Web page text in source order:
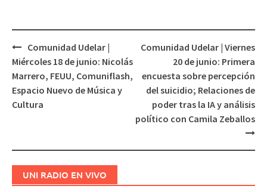
Navegación
de
entradas
Comunidad Udelar |
Miércoles 18 de junio: Nicolás
Marrero, FEUU, Comuniflash,
Espacio Nuevo de Música y
Cultura
Comunidad Udelar | Viernes
20 de junio: Primera
encuesta sobre percepción
del suicidio; Relaciones de
poder tras la IA y análisis
político con Camila Zeballos
UNI RADIO EN VIVO